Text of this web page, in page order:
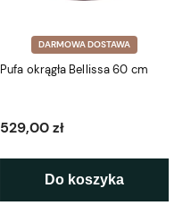
DARMOWA DOSTAWA
Pufa okrągła Bellissa 60 cm
529,00 zł
Do koszyka